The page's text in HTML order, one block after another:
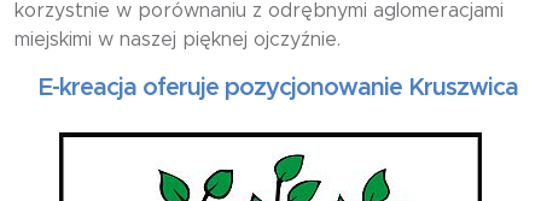
korzystnie w porównaniu z odrębnymi aglomeracjami
miejskimi w naszej pięknej ojczyźnie.
kreacja oferuje pozycjonowanie Kruszwica